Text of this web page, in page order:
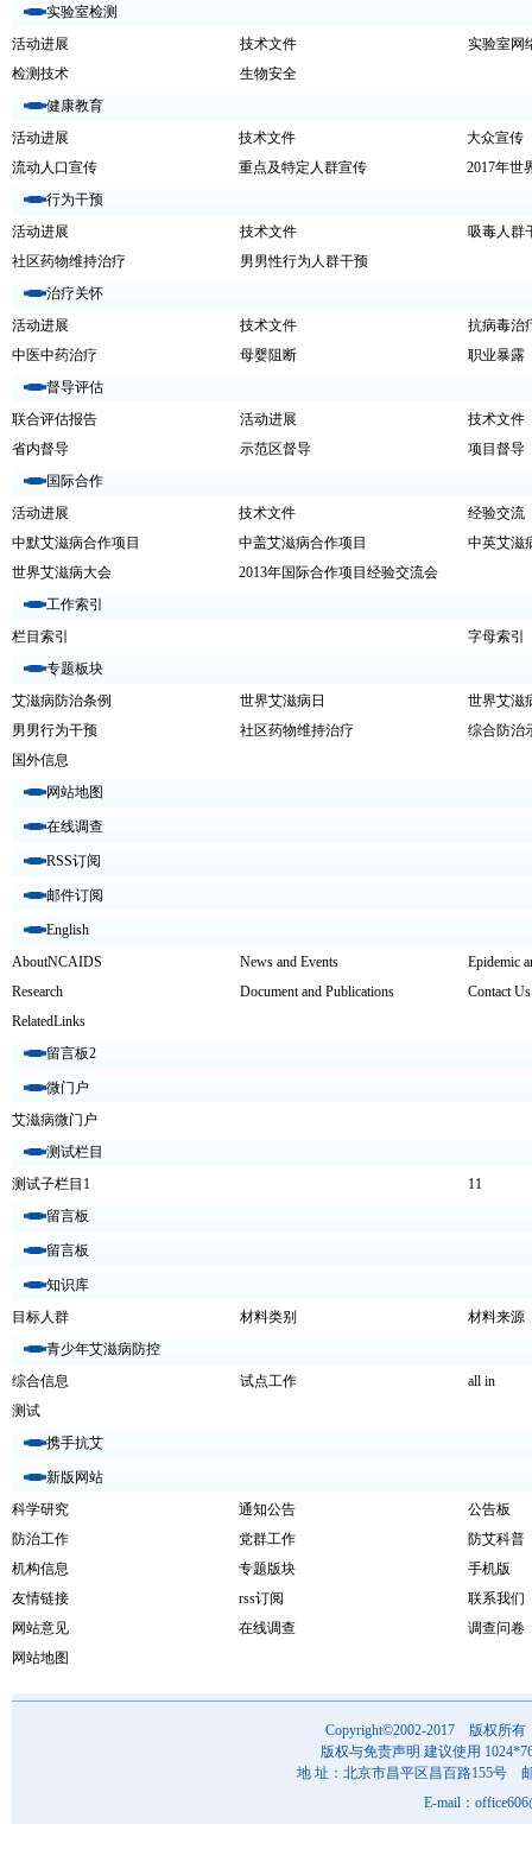
实验室检测
活动进展
技术文件
实验室网
检测技术
生物安全
健康教育
活动进展
技术文件
大众宣传
流动人口宣传
重点及特定人群宣传
2017年世
行为干预
活动进展
技术文件
吸毒人群
社区药物维持治疗
男男性行为人群干预
治疗关怀
活动进展
技术文件
抗病毒治
中医中药治疗
母婴阻断
职业暴露
督导评估
联合评估报告
活动进展
技术文件
省内督导
示范区督导
项目督导
国际合作
活动进展
技术文件
经验交流
中默艾滋病合作项目
中盖艾滋病合作项目
中英艾滋
世界艾滋病大会
2013年国际合作项目经验交流会
工作索引
栏目索引
字母索引
专题板块
艾滋病防治条例
世界艾滋病日
世界艾滋
男男行为干预
社区药物维持治疗
综合防治
国外信息
网站地图
在线调查
RSS订阅
邮件订阅
English
AboutNCAIDS
News and Events
Epidemic
Research
Document and Publications
Contact Us
RelatedLinks
留言板2
微门户
艾滋病微门户
测试栏目
测试子栏目1
11
留言板
留言板
知识库
目标人群
材料类别
材料来源
青少年艾滋病防控
综合信息
试点工作
all in
测试
携手抗艾
新版网站
科学研究
通知公告
公告板
防治工作
党群工作
防艾科普
机构信息
专题版块
手机版
友情链接
rss订阅
联系我们
网站意见
在线调查
调查问卷
网站地图
Copyright©2002-2017 版权所有
版权与免责声明 建议使用
地 址：北京市昌平区昌百路155号
E-mail：